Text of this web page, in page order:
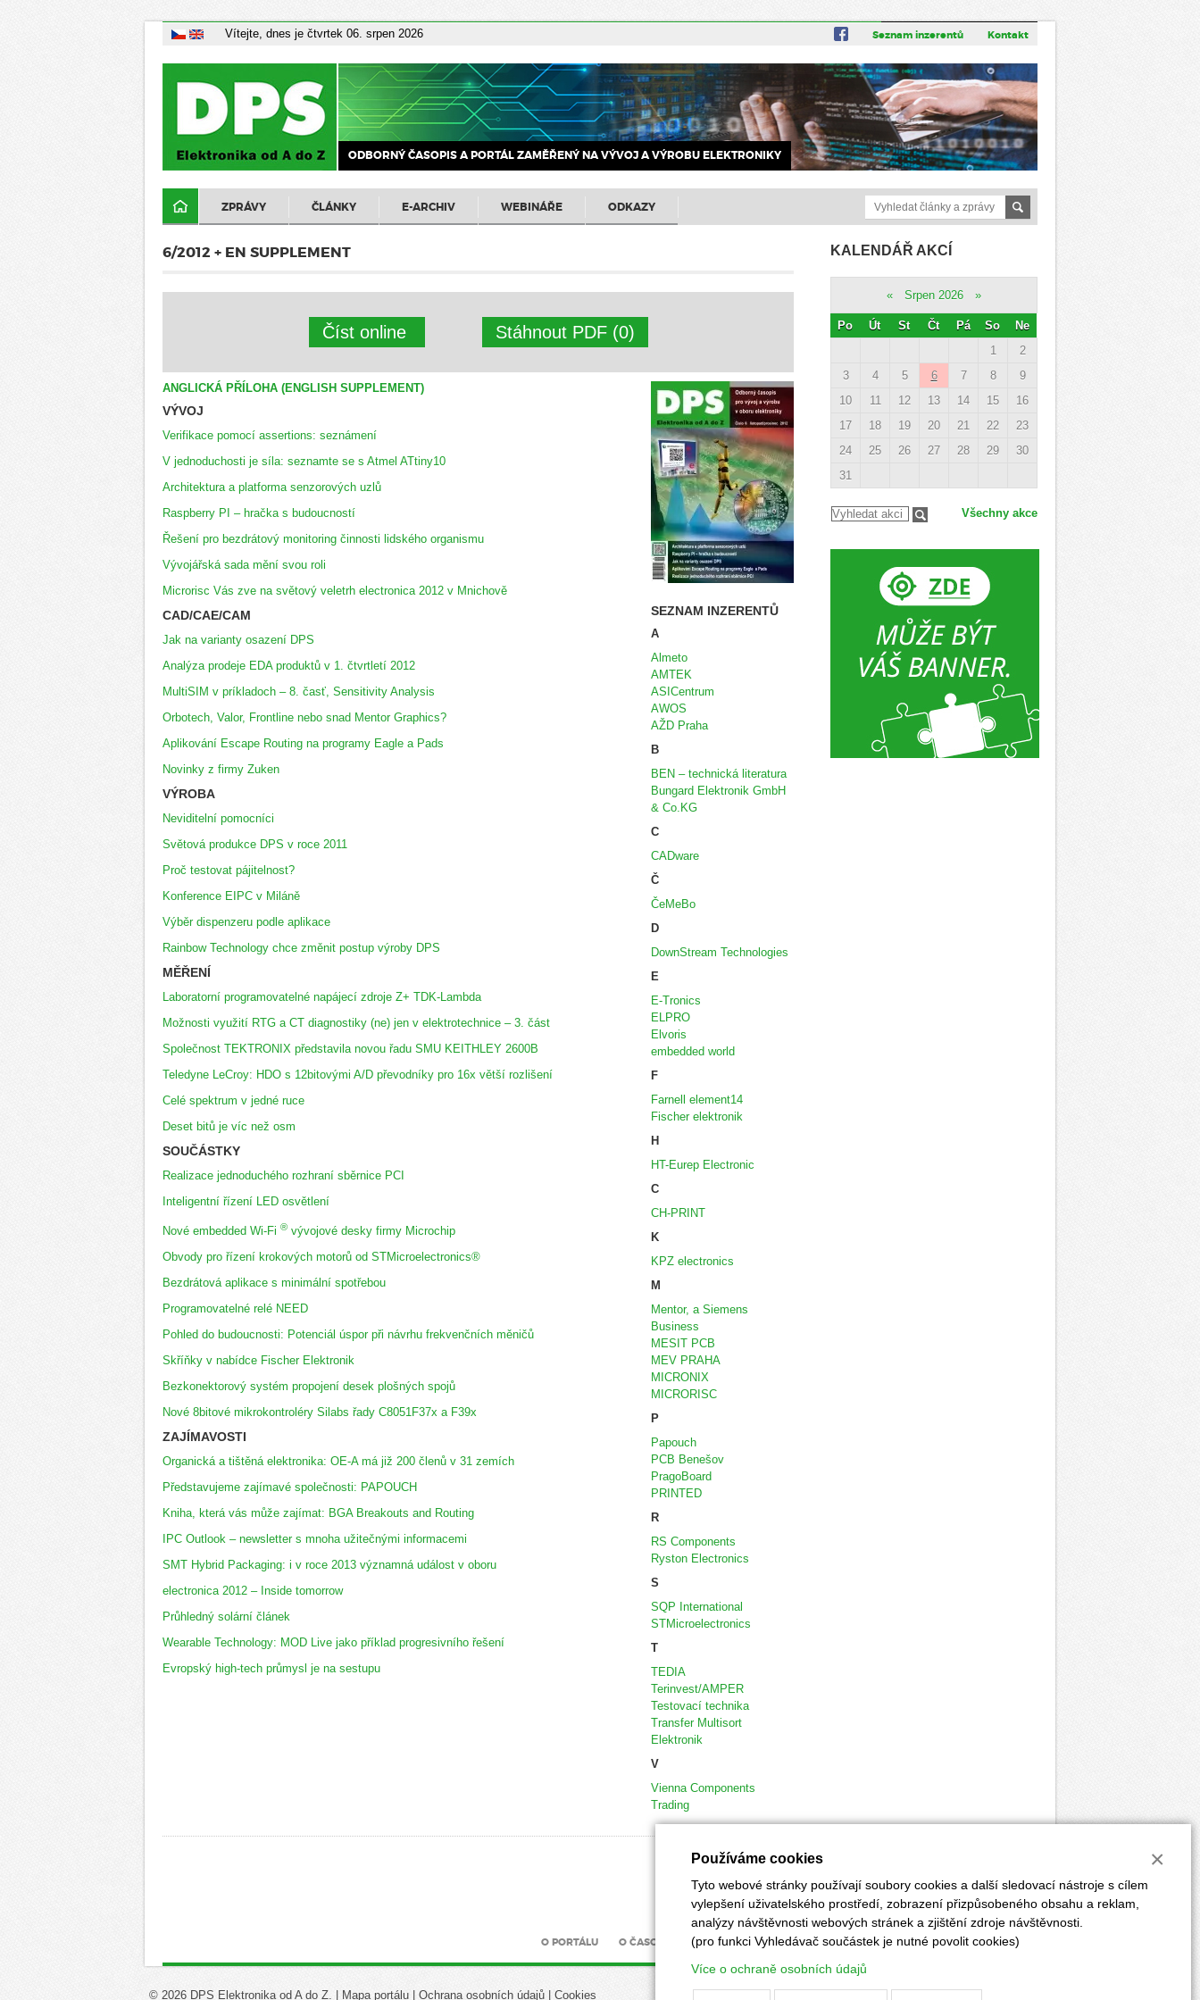
Vítejte, dnes je čtvrtek 06. srpen 2026 Seznam inzerentů Kontakt
ODBORNÝ ČASOPIS A PORTÁL ZAMĚŘENÝ NA VÝVOJ A VÝROBU ELEKTRONIKY
ZPRÁVY ČLÁNKY E-ARCHIV WEBINÁŘE ODKAZY
6/2012 + EN SUPPLEMENT
Číst online Stáhnout PDF (0)
SEZNAM INZERENTŮ
A
Almeto
AMTEK
ASICentrum
AWOS
AŽD Praha
B
BEN – technická literatura
Bungard Elektronik GmbH
& Co.KG
C
CADware
Č
ČeMeBo
D
DownStream Technologies
E
E-Tronics
ELPRO
Elvoris
embedded world
F
Farnell element14
Fischer elektronik
H
HT-Eurep Electronic
C
CH-PRINT
K
KPZ electronics
M
Mentor, a Siemens
Business
MESIT PCB
MEV PRAHA
MICRONIX
MICRORISC
P
Papouch
PCB Benešov
PragoBoard
PRINTED
R
RS Components
Ryston Electronics
S
SQP International
STMicroelectronics
T
TEDIA
Terinvest/AMPER
Testovací technika
Transfer Multisort
Elektronik
V
Vienna Components
Trading
ANGLICKÁ PŘÍLOHA (ENGLISH SUPPLEMENT)
VÝVOJ
Verifikace pomocí assertions: seznámení
V jednoduchosti je síla: seznamte se s Atmel ATtiny10
Architektura a platforma senzorových uzlů
Raspberry PI – hračka s budoucností
Řešení pro bezdrátový monitoring činnosti lidského organismu
Vývojářská sada mění svou roli
Microrisc Vás zve na světový veletrh electronica 2012 v Mnichově
CAD/CAE/CAM
Jak na varianty osazení DPS
Analýza prodeje EDA produktů v 1. čtvrtletí 2012
MultiSIM v príkladoch – 8. časť, Sensitivity Analysis
Orbotech, Valor, Frontline nebo snad Mentor Graphics?
Aplikování Escape Routing na programy Eagle a Pads
Novinky z firmy Zuken
VÝROBA
Neviditelní pomocníci
Světová produkce DPS v roce 2011
Proč testovat pájitelnost?
Konference EIPC v Miláně
Výběr dispenzeru podle aplikace
Rainbow Technology chce změnit postup výroby DPS
MĚŘENÍ
Laboratorní programovatelné napájecí zdroje Z+ TDK-Lambda
Možnosti využití RTG a CT diagnostiky (ne) jen v elektrotechnice – 3. část
Společnost TEKTRONIX představila novou řadu SMU KEITHLEY 2600B
Teledyne LeCroy: HDO s 12bitovými A/D převodníky pro 16x větší rozlišení
Celé spektrum v jedné ruce
Deset bitů je víc než osm
SOUČÁSTKY
Realizace jednoduchého rozhraní sběrnice PCI
Inteligentní řízení LED osvětlení
Nové embedded Wi-Fi ® vývojové desky firmy Microchip
Obvody pro řízení krokových motorů od STMicroelectronics®
Bezdrátová aplikace s minimální spotřebou
Programovatelné relé NEED
Pohled do budoucnosti: Potenciál úspor při návrhu frekvenčních měničů
Skříňky v nabídce Fischer Elektronik
Bezkonektorový systém propojení desek plošných spojů
Nové 8bitové mikrokontroléry Silabs řady C8051F37x a F39x
ZAJÍMAVOSTI
Organická a tištěná elektronika: OE-A má již 200 členů v 31 zemích
Představujeme zajímavé společnosti: PAPOUCH
Kniha, která vás může zajímat: BGA Breakouts and Routing
IPC Outlook – newsletter s mnoha užitečnými informacemi
SMT Hybrid Packaging: i v roce 2013 významná událost v oboru
electronica 2012 – Inside tomorrow
Průhledný solární článek
Wearable Technology: MOD Live jako příklad progresivního řešení
Evropský high-tech průmysl je na sestupu
KALENDÁŘ AKCÍ
« Srpen 2026 »
Po Út St Čt Pá So
Ne
1
2
3
4 5 6 7 8
9
10
11 12 13 14 15
16
17
18 19 20 21 22
23
24
25 26 27 28 29
30
31
Všechny akce
O PORTÁLU O ČASOPISU INZERCE UZÁVĚRKY POKYNY PRO AUTORY PŘEDPLATNÉ
© 2026 DPS Elektronika od A do Z. | Mapa portálu | Ochrana osobních údajů | Cookies
Používáme cookies
Tyto webové stránky používají soubory cookies a další sledovací nástroje s cílem
vylepšení uživatelského prostředí, zobrazení přizpůsobeného obsahu a reklam,
analýzy návštěvnosti webových stránek a zjištění zdroje návštěvnosti.
(pro funkci Vyhledávač součástek je nutné povolit cookies)
Více o ochraně osobních údajů
×